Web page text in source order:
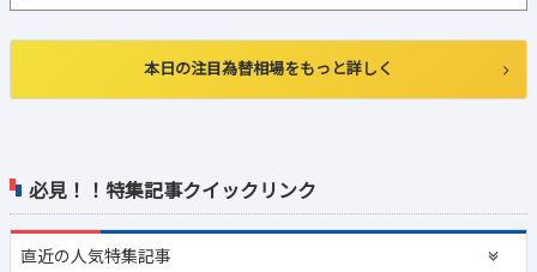
必見！！特集記事クイックリンク
直近の人気特集記事
本日の注目為替相場をもっと詳しく